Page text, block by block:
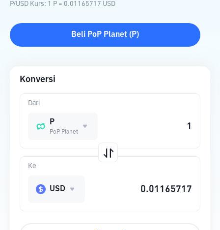
P/USD Kurs: 1 P = 0.01165717 USD
Beli PoP Planet ( P)
Konversi
Dari
P
PoP Planet
Ke
USD